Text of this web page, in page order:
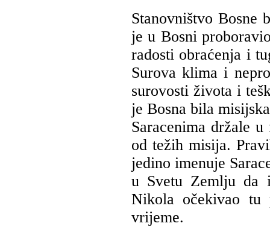
Stanovništvo Bosne
je u Bosni
radosti obraćenja i
Surova klima i
surovosti života i
je Bosna bila
Saracenima držale
od težih misija.
jedino imenuje
u Svetu Zemlju da
Nikola očekivao
vrijeme.